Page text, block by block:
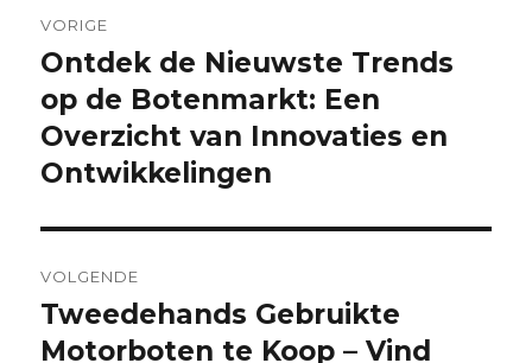
VORIGE
Vorige
bericht:
Ontdek de Nieuwste Trends
op de Botenmarkt: Een
Overzicht van Innovaties en
Ontwikkelingen
VOLGENDE
Volgende
bericht:
Tweedehands Gebruikte
Motorboten te Koop – Vind